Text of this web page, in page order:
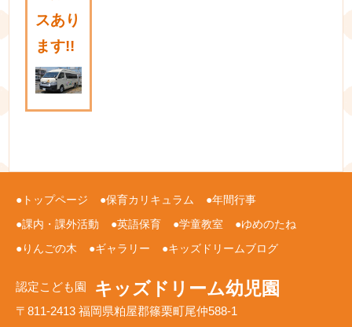
スあり
ます!!
トップページ 保育カリキュラム
年間行事
課内・課外活動
英語保育 学童教室
ゆめのたね
りんごの木
ギャラリー キッズドリームブログ
認定こども園 キッズドリーム幼児園
〒811-2413 福岡県粕屋郡篠栗町尾仲588-1